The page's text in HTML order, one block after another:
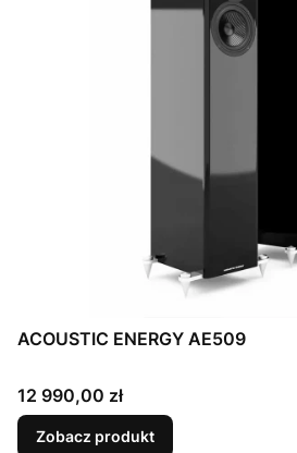
ACOUSTIC ENERGY AE509
Cena
12 990,00 zł
Zobacz produkt